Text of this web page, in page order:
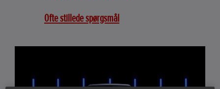
Ofte stillede spørgsmål